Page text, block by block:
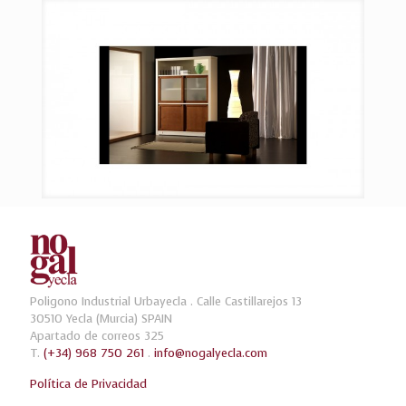
Poligono Industrial Urbayecla . Calle Castillarejos 13
30510 Yecla (Murcia) SPAIN
Apartado de correos 325
T. (+34) 968 750 261 . info@nogalyecla.com
Política de Privacidad